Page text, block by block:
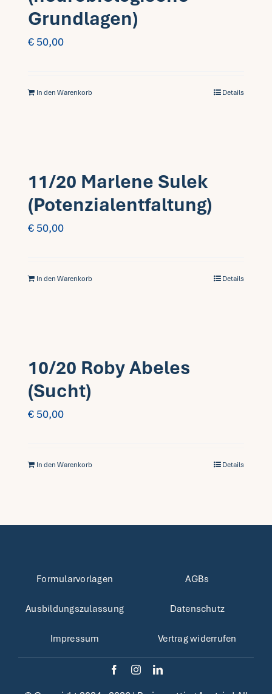
Grundlagen)
€ 50,00
In den Warenkorb Details
11/20 Marlene Sulek
(Potenzialentfaltung)
€ 50,00
In den Warenkorb Details
10/20 Roby Abeles
(Sucht)
€ 50,00
In den Warenkorb Details
Formularvorlagen
Ausbildungszulassung
Impressum
AGBs
Datenschutz
Vertrag widerrufen